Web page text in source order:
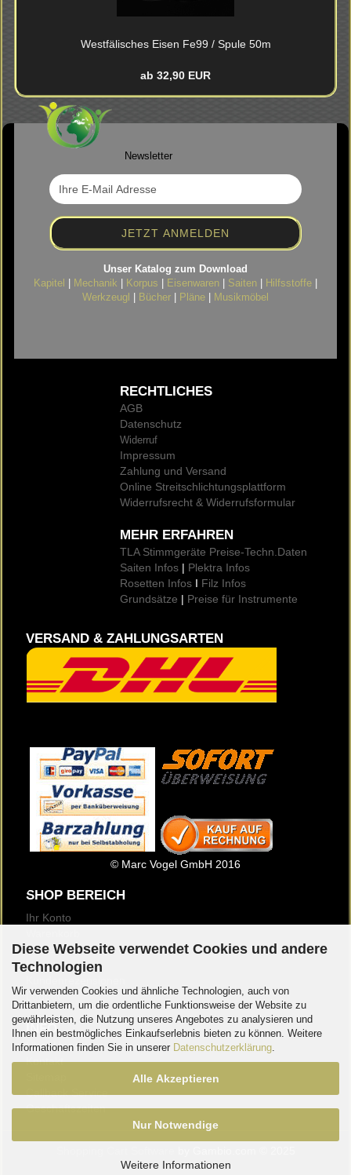
Diese Webseite verwendet Cookies und andere
Technologien
Wir verwenden Cookies und ähnliche Technologien, auch von
Drittanbietern, um die ordentliche Funktionsweise der Website zu
gewährleisten, die Nutzung unseres Angebotes zu analysieren und
Ihnen ein bestmögliches Einkaufserlebnis bieten zu können. Weitere
Informationen finden Sie in unserer Datenschutzerklärung
Alle Akzeptieren
Nur Notwendige
Weitere Informationen
West­fä­li­sches Eisen Fe99 / Spule 50m
ab 32,90 EUR
Newsletter
Unser Katalog zum Download
Kapitel
Mechanik Korpus Eisenwaren Saiten Hilfsstoffe
Werkzeugl
Bücher Pläne Musikmöbel
RECHTLICHES
AGB
Datenschutz
Widerruf
Impressum
Zahlung und Versand
Online Streitschlichtungsplattform
Widerrufsrecht & Widerrufsformular
MEHR ERFAHREN
TLA Stimmgeräte Preise-Techn.Daten
Saiten Infos | Plektra Infos
Rosetten Infos I Filz Infos
Grundsätze | Preise für Instrumente
VERSAND & ZAHLUNGSARTEN
© Marc Vogel GmbH 2016
SHOP BEREICH
Ihr Konto
Merkzettel
Newsletter
Logout
INFO
Über Uns
Kontakt
Callback Service
Geschäftszeiten